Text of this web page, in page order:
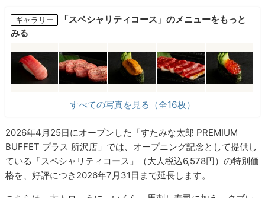
ギャラリー
「スペシャリティコース」のメニューをもっと
みる
すべての写真を見る（全16枚）
2026年4月25日にオープンした「すたみな太郎 PREMIUM
BUFFET プラス 所沢店」では、オープニング記念として提供し
ている「スペシャリティコース」（大人税込6,578円）の特別価
格を、好評につき2026年7月31日まで延長します。